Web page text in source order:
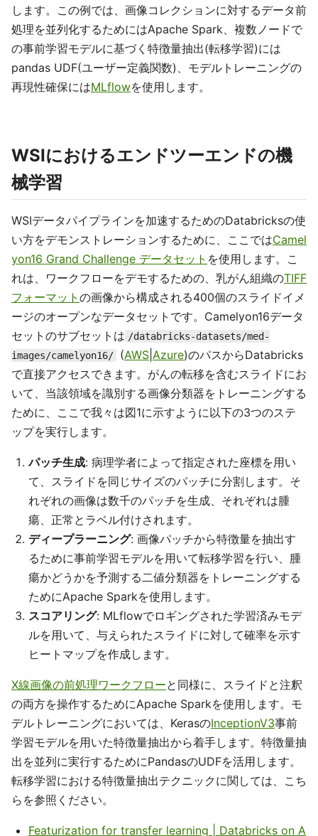
します。この例では、画像コレクションに対するデータ前
処理を並列化するためにはApache Spark、複数ノードで
の事前学習モデルに基づく特徴量抽出(転移学習)には
pandas UDF(ユーザー定義関数)、モデルトレーニングの
再現性確保にはMLflowを使用します。
WSIにおけるエンドツーエンドの機
械学習
WSIデータパイプラインを加速するためのDatabricksの使
い方をデモンストレーションするために、ここではCamel
yon16 Grand Challenge データセット を使用します。こ
れは、ワークフローをデモするための、乳がん組織のTIFF
フォーマット の画像から構成される400個のスライドイメ
ージのオープンなデータセットです。Camelyon16データ
セットのサブセットは /databricks-datasets/med-
images/camelyon16/
(AWS Azure)のパスからDatabricks
で直接アクセスできます。がんの転移を含むスライドにお
いて、当該領域を識別する画像分類器をトレーニングする
ために、ここで我々は図1に示すように以下の3つのステ
ップを実行します。
パッチ生成: 病理学者によって指定された座標を用い
て、スライドを同じサイズのパッチに分割します。そ
れぞれの画像は数千のパッチを生成、それぞれは腫
瘍、正常とラベル付けされます。
ディープラーニング: 画像パッチから特徴量を抽出す
るために事前学習モデルを用いて転移学習を行い、腫
瘍かどうかを予測する二値分類器をトレーニングする
ためにApache Sparkを使用します。
スコアリング: MLflowでロギングされた学習済みモデ
ルを用いて、与えられたスライドに対して確率を示す
ヒートマップを作成します。
X線画像の前処理ワークフローと同様に、スライドと注釈
の両方を操作するためにApache Sparkを使用します。モ
デルトレーニングにおいては、KerasのInceptionV3事前
学習モデルを用いた特徴量抽出から着手します。特徴量抽
出を並列に実行するためにPandasのUDFを活用します。
転移学習における特徴量抽出テクニックに関しては、こち
らを参照ください。
Featurization for transfer learning | Databricks on A